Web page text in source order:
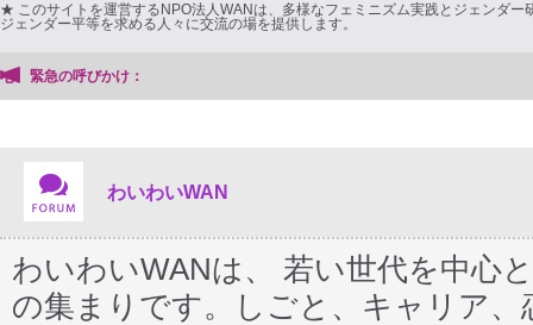
★ このサイトを運営するNPO法人WANは、多様なフェミニズム実践とジェンダー
ジェンダー平等を求める人々に交流の場を提供します。
緊急の呼びかけ：
わいわいWAN
わいわいWANは、 若い世代を中心
の集まりです。しごと、キャリア